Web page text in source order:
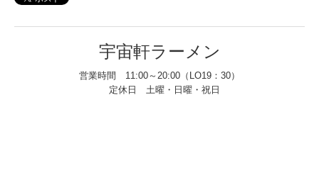
宇宙軒ラーメン
営業時間 11:00～20:00（LO19：30）
定休日 土曜・日曜・祝日